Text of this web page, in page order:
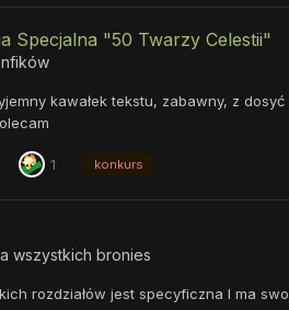
Specjalna "50 Twarzy Celestii"
kawałek tekstu, zabawny, z
1 konkurs
wszystkich bronies
rozdziałów jest specyficzna I ma